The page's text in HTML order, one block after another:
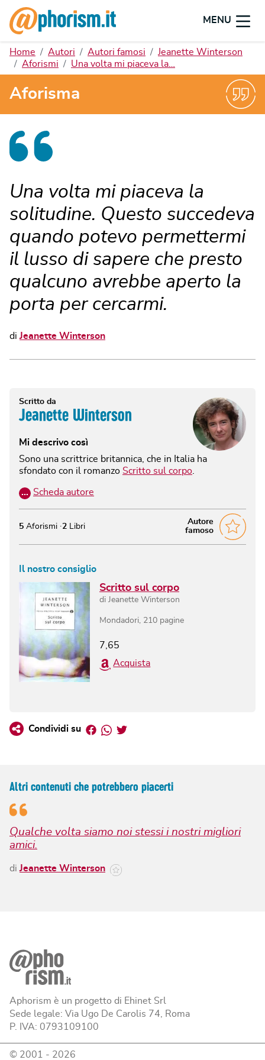
MENU
Home Autori Autori famosi
Jeanette Winterson
Aforismi
Una volta mi piaceva la…
Aforisma
Una volta mi piaceva la
solitudine. Questo succedeva
quando potevo permettermi
il lusso di sapere che presto
qualcuno avrebbe aperto la
porta per cercarmi.
di Jeanette Winterson
Scritto da
Jeanette Winterson
Mi descrivo così
Sono una scrittrice britannica, che in Italia ha
sfondato con il romanzo Scritto sul corpo
… Scheda autore
Autore
famoso
5 Aforismi 2 Libri
Il nostro consiglio
Scritto sul corpo
di Jeanette Winterson
Mondadori 210 pagine
7,65
Acquista
Condividi su Facebook
Whatsapp
Twitter
Altri contenuti che potrebbero piacerti
Qualche volta siamo noi stessi i nostri migliori
amici.
diJeanette Winterson
Aphorism è un progetto di Ehinet Srl
Sede legale: Via Ugo De Carolis 74, Roma
P. IVA: 0793109100
© 2001 - 2026